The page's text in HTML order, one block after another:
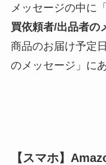
メッセージの中に「
買依頼者/出品者の
商品のお届け予定
のメッセージ」に
【スマホ】